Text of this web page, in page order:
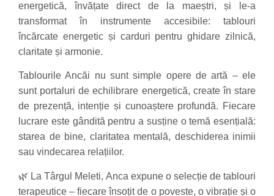
energetică, învățate direct de la maeștri, și le-a
transformat în instrumente accesibile: tablouri
încărcate energetic și carduri pentru ghidare zilnică,
claritate și armonie.
Tablourile Ancăi nu sunt simple opere de artă – ele
sunt portaluri de echilibrare energetică, create în stare
de prezență, intenție și cunoaștere profundă. Fiecare
lucrare este gândită pentru a susține o temă esențială:
starea de bine, claritatea mentală, deschiderea inimii
sau vindecarea relațiilor.
🌿 La Târgul Meleti, Anca expune o selecție de tablouri
terapeutice – fiecare însoțit de o poveste, o vibrație și o